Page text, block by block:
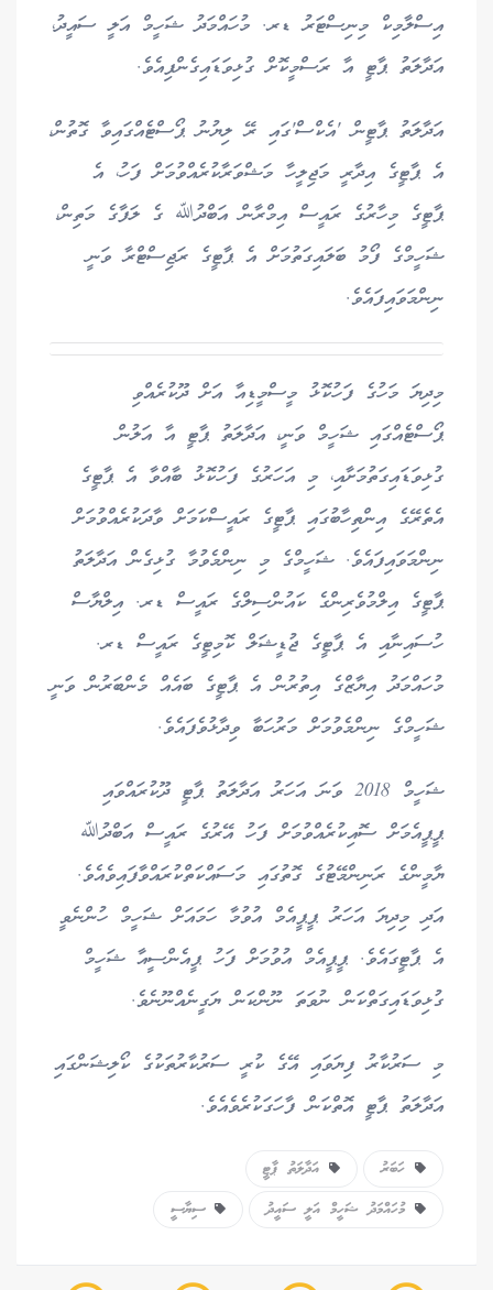
އިސްލާމިކް މިނިސްޓަރު ޑރ. މުހައްމަދު ޝަހީމް އަލީ ސައީދު،
އަދާލަތު ޕާޓީ އާ ރަސްމީކޮށް ގުޅިވަޑައިގެންފިއެވެ.
އަދާލަތު ޕާޓީން 'އެކްސް'ގައި ރޭ ލިޔުނު ޕޯސްޓެއްގައިވާ ގޮތުން،
އެ ޕާޓީގެ އިދާރީ މަޖިލީހާ މަޝްވަރާކުރެއްވުމަށް ފަހު، އެ
ޕާޓީގެ މިހާރުގެ ރައީސް އިމްރާން އަބްދުﷲ ގެ ލަފާގެ މަތިން،
ޝަހީމްގެ ފޯމު ބަލައިގަތުމަށް އެ ޕާޓީގެ ރަޖިސްޓްރާ ވަނީ
ނިންމަވައިފައެވެ.
މިދިޔަ މަހުގެ ފަހުކޮޅު މީސްމީޑިއާ އަށް ދޫކުރެއްވި
ޕޯސްޓެއްގައި ޝަހީމް ވަނީ، އަދާލަތު ޕާޓީ އާ އަލުން
ގުޅިވަޑައިގަތުމަށާއި، މި އަހަރުގެ ފަހުކޮޅު ބާއްވާ އެ ޕާޓީގެ
އެތެރޭގެ އިންތިހާބުގައި ޕާޓީގެ ރައީސްކަމަށް ވާދަކުރެއްވުމަށް
ނިންމަވައިފައެވެ. ޝަހީމްގެ މި ނިންމެވުމާ ގުޅިގެން އަދާލަތު
ޕާޓީގެ އިލްމުވެރިންގެ ކައުންސިލްގެ ރައީސް ޑރ. އިލްޔާސް
ހުސައިނާއި އެ ޕާޓީގެ ޖުޑީޝަލް ކޮމިޓީގެ ރައީސް ޑރ.
މުހައްމަދު އިޔާޒްގެ އިތުރުން އެ ޕާޓީގެ ބައެއް މެންބަރުން ވަނީ
ޝަހީމްގެ ނިންމެވުމަށް މަރުހަބާ ވިދާޅުވެފައެވެ.
ޝަހީމް 2018 ވަނަ އަހަރު އަދާލަތު ޕާޓީ ދޫކުރައްވައި
ޕީޕީއެމަށް ސޮއިކުރެއްވުމަށް ފަހު އޭރުގެ ރައީސް އަބްދުﷲ
ޔާމީންގެ ރަނިންމޭޓުގެ ގޮތުގައި މަސައްކަތްކުރައްވާފައިވެއެވެ.
އަދި މިދިޔަ އަހަރު ޕީޕީއެމް އުވުމާ ހަމައަށް ޝަހީމް ހުންނެވީ
އެ ޕާޓީގައެވެ. ޕީޕީއެމް އުވުމަށް ފަހު ޕީއެންސީއާ ޝަހީމް
ގުޅިވަޑައިގަތްކަން ނުވަތަ ނޫންކަން ޔަގީނެއްނޫނެވެ.
މި ސަރުކާރު ފިޔަވައި އޭގެ ކުރީ ސަރުކާރުތަކުގެ ކޯލިޝަންގައި
އަދާލަތު ޕާޓީ އޮތްކަން ފާހަގަކުރެވެއެވެ.
ހަބަރު
އަދާލަތު ޕާޓީ
މުހައްމަދު ޝަހީމް އަލީ ސައީދު
ސިޔާސީ